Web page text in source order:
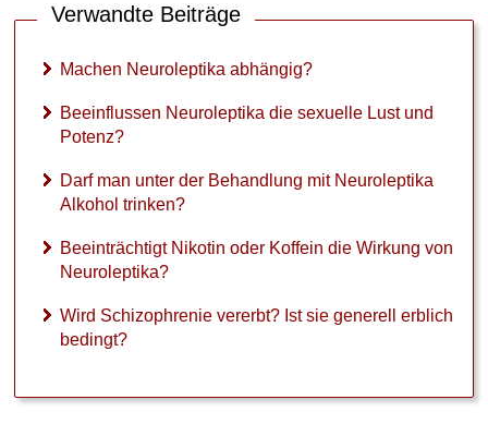
Verwandte Beiträge
Machen Neuroleptika abhängig?
Beeinflussen Neuroleptika die sexuelle Lust und
Potenz?
Darf man unter der Behandlung mit Neuroleptika
Alkohol trinken?
Beeinträchtigt Nikotin oder Koffein die Wirkung von
Neuroleptika?
Wird Schizophrenie vererbt? Ist sie generell erblich
bedingt?